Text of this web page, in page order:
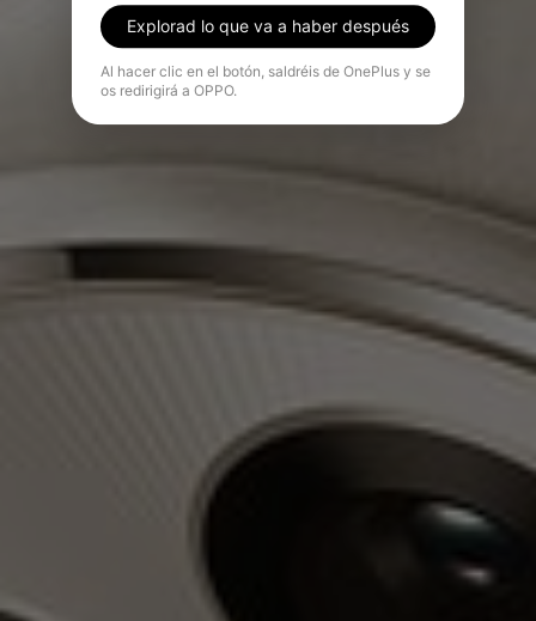
Explorad lo que va a haber después
Al hacer clic en el botón, saldréis de OnePlus y se
os redirigirá a OPPO.